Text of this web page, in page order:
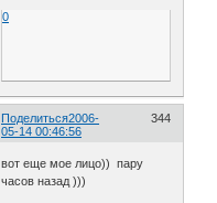
0
Поделиться 344
2006-
05-14 00:46:56
вот еще мое лицо)) пару
часов назад )))